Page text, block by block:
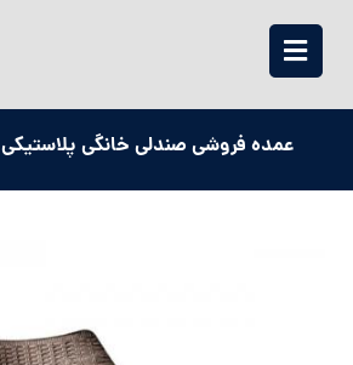
عمده فروشی صندلی خانگی پلاستیکی